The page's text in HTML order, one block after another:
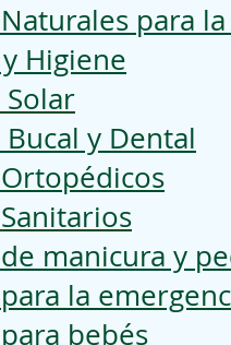
para la
Higiene
y Dental
manicura y
la
bebés